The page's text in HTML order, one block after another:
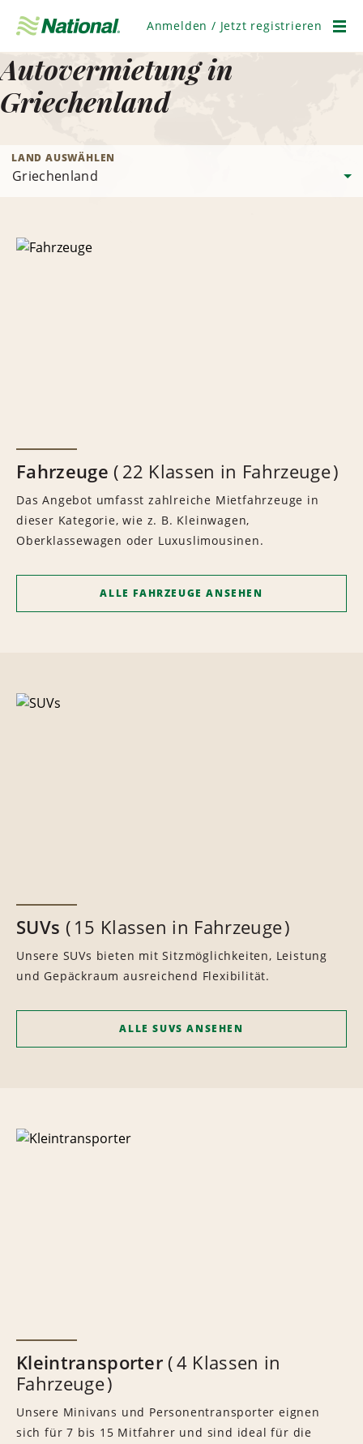
überspringen
Anmelden / Jetzt registrieren
Autovermietung in
Griechenland
LAND AUSWÄHLEN
Fahrzeuge 22 Klassen in Fahrzeuge
Das Angebot umfasst zahlreiche Mietfahrzeuge in
dieser Kategorie, wie z. B. Kleinwagen,
Oberklassewagen oder Luxuslimousinen.
ALLE FAHRZEUGE ANSEHEN
SUVs 15 Klassen in Fahrzeuge
Unsere SUVs bieten mit Sitzmöglichkeiten, Leistung
und Gepäckraum ausreichend Flexibilität.
ALLE SUVS ANSEHEN
Kleintransporter 4 Klassen in
Fahrzeuge
Unsere Minivans und Personentransporter eignen
sich für 7 bis 15 Mitfahrer und sind ideal für die